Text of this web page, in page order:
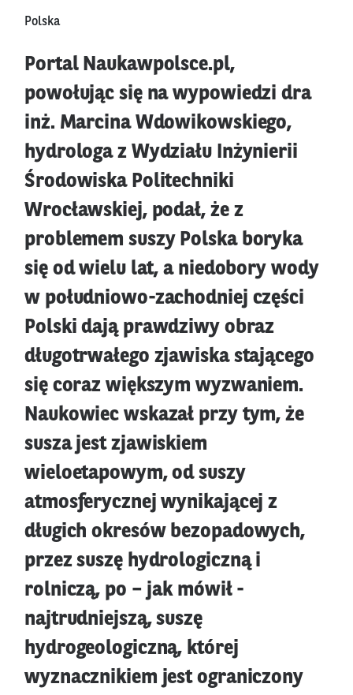
Polska
Portal Naukawpolsce.pl,
powołując się na wypowiedzi dra
inż. Marcina Wdowikowskiego,
hydrologa z Wydziału Inżynierii
Środowiska Politechniki
Wrocławskiej, podał, że z
problemem suszy Polska boryka
się od wielu lat, a niedobory wody
w południowo-zachodniej części
Polski dają prawdziwy obraz
długotrwałego zjawiska stającego
się coraz większym wyzwaniem.
Naukowiec wskazał przy tym, że
susza jest zjawiskiem
wieloetapowym, od suszy
atmosferycznej wynikającej z
długich okresów bezopadowych,
przez suszę hydrologiczną i
rolniczą, po – jak mówił -
najtrudniejszą, suszę
hydrogeologiczną, której
wyznacznikiem jest ograniczony